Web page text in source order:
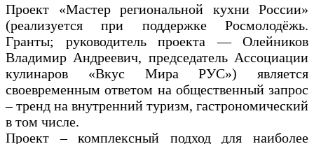
Проект «Мастер региональной кухни России»
(реализуется при поддержке Росмолодёжь.
Гранты; руководитель проекта — Олейников
Владимир Андреевич, председатель Ассоциации
кулинаров «Вкус Мира РУС») является
своевременным ответом на общественный запрос
– тренд на внутренний туризм, гастрономический
в том числе.
Проект – комплексный подход для наиболее